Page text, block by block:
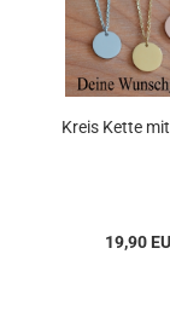
Kreis Kette
19,90